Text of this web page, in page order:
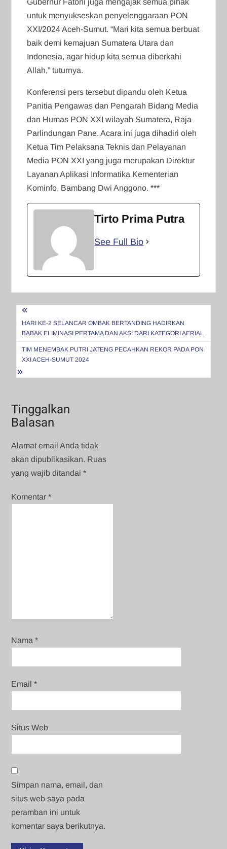
untuk menyukseskan penyelenggaraan PON
XXI/2024 Aceh-Sumut. “Mari kita semua berbuat
baik demi kemajuan Sumatera Utara dan
Indonesia, agar hidup kita semua diberkahi
Allah,” tuturnya.
Konferensi pers tersebut dipandu oleh Ketua
Panitia Pengawas dan Pengarah Bidang Media
dan Humas PON XXI wilayah Sumatera, Raja
Parlindungan Pane. Acara ini juga dihadiri oleh
Ketua Tim Pelaksana Teknis dan Pelayanan
Media PON XXI yang juga merupakan Direktur
Layanan Aplikasi Informatika Kementerian
Kominfo, Bambang Dwi Anggono. ***
Tirto Prima Putra
See Full Bio
Navigasi
pos
HARI KE-2 SELANCAR OMBAK BERTANDING HADIRKAN
BABAK ELIMINASI PERTAMA DAN AKSI DARI KATEGORI AERIAL
TIM MENEMBAK PUTRI JATENG PECAHKAN REKOR PADA PON
XXI ACEH-SUMUT 2024
Tinggalkan
Balasan
Alamat email Anda tidak
akan dipublikasikan. Ruas
yang wajib ditandai*
Komentar*
Nama*
Email*
Situs Web
Simpan nama, email, dan
situs web saya pada
peramban ini untuk
komentar saya berikutnya.